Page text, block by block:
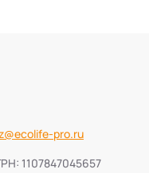
pro.ru
1107847045657